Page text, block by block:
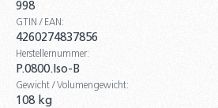
998
GTIN / EAN:
4260274837856
Herstellernummer:
P.0800.Iso-B
Gewicht / Volumengewicht:
108 kg